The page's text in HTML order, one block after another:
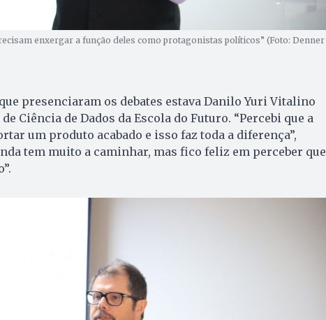
enxergar a função deles como protagonistas políticos” (Foto: Denner
presenciaram os debates estava Danilo Yuri Vitalino
Ciência de Dados da Escola do Futuro. “Percebi que a
um produto acabado e isso faz toda a diferença”,
tem muito a caminhar, mas fico feliz em perceber que